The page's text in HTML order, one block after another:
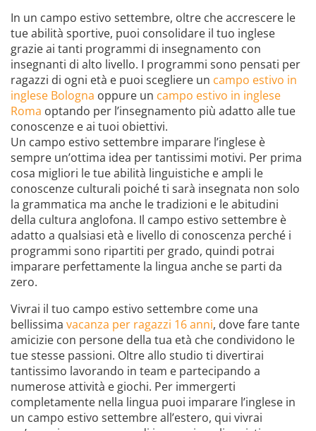
In un campo estivo settembre, oltre che accrescere le
tue abilità sportive, puoi consolidare il tuo inglese
grazie ai tanti programmi di insegnamento con
insegnanti di alto livello. I programmi sono pensati per
ragazzi di ogni età e puoi scegliere un campo estivo in
inglese Bologna oppure un campo estivo in inglese
Roma optando per l’insegnamento più adatto alle tue
conoscenze e ai tuoi obiettivi.
Un campo estivo settembre imparare l’inglese è
sempre un’ottima idea per tantissimi motivi. Per prima
cosa migliori le tue abilità linguistiche e ampli le
conoscenze culturali poiché ti sarà insegnata non solo
la grammatica ma anche le tradizioni e le abitudini
della cultura anglofona. Il campo estivo settembre è
adatto a qualsiasi età e livello di conoscenza perché i
programmi sono ripartiti per grado, quindi potrai
imparare perfettamente la lingua anche se parti da
zero.
Vivrai il tuo campo estivo settembre come una
bellissima vacanza per ragazzi 16 anni, dove fare tante
amicizie con persone della tua età che condividono le
tue stesse passioni. Oltre allo studio ti divertirai
tantissimo lavorando in team e partecipando a
numerose attività e giochi. Per immergerti
completamente nella lingua puoi imparare l’inglese in
un campo estivo settembre all’estero, qui vivrai